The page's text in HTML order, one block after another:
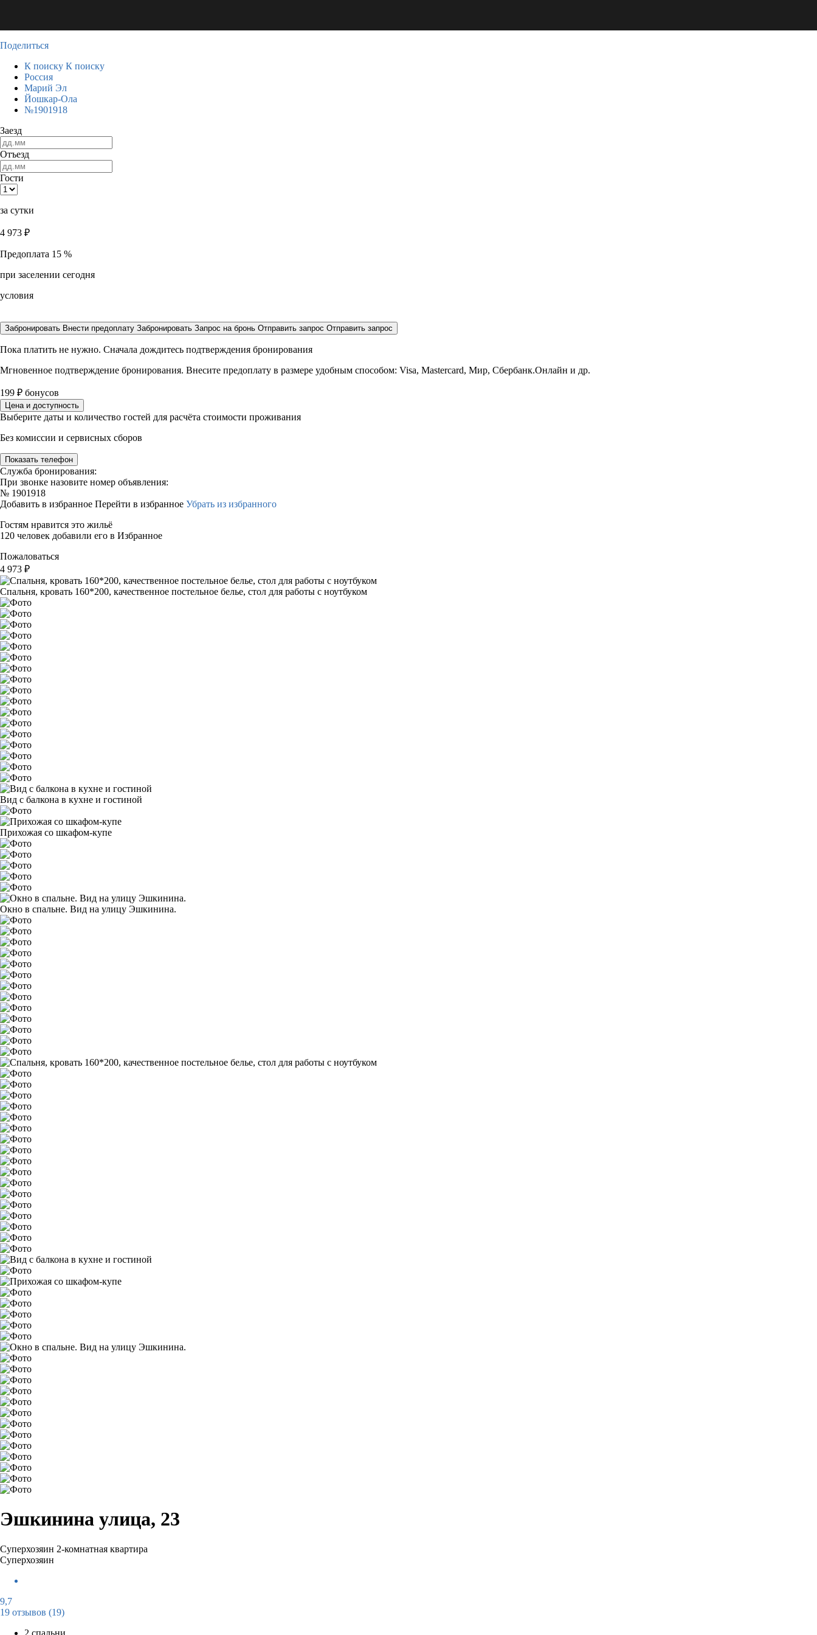
Поделиться
К поиску К поиску
Россия
Марий Эл
Йошкар-Ола
№1901918
Заезд
Отъезд
Гости
за сутки
4 973 ₽
Предоплата 15 %
при заселении сегодня
условия
Забронировать Внести предоплату Забронировать Запрос на бронь Отправить запрос Отправить запрос
Пока платить не нужно. Сначала дождитесь подтверждения бронирования
Мгновенное подтверждение бронирования. Внесите предоплату в размере удобным способом: Visa, Mastercard, Мир, Сбербанк.Онлайн и др.
199 ₽ бонусов
Цена и доступность
Выберите даты и количество гостей для расчёта стоимости проживания
Без комиссии и сервисных сборов
Показать телефон
Служба бронирования:
При звонке назовите номер объявления:
№ 1901918
Добавить в избранное Перейти в избранное Убрать из избранного
Гостям нравится это жильё
120 человек добавили его в Избранное
Пожаловаться
4 973 ₽
Спальня, кровать 160*200, качественное постельное белье, стол для работы с ноутбуком
Вид с балкона в кухне и гостиной
Прихожая со шкафом-купе
Окно в спальне. Вид на улицу Эшкинина.
Эшкинина улица, 23
Суперхозяин 2-комнатная квартира
Суперхозяин
9,7
19 отзывов (19)
2 спальни